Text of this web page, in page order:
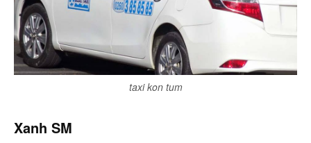
taxi kon tum
Xanh SM